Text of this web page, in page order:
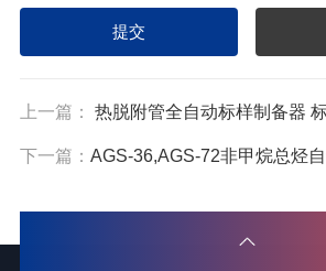
上一篇： 热脱附管全自动标样制备器
下一篇： AGS-36,AGS-72非甲烷总烃